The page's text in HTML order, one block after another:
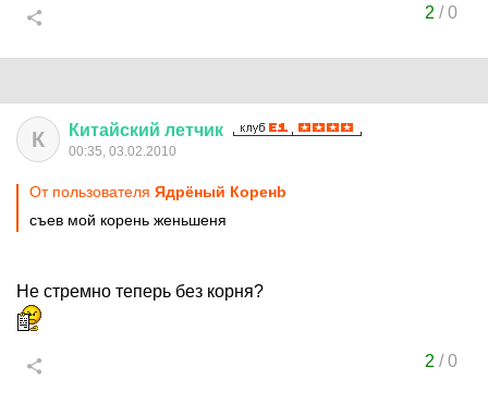
2 /0
К Китайский летчик
00:35, 03.02.2010
От пользователя Ядрёный Коренb
съев мой корень женьшеня
Не стремно теперь без корня?
2 /0